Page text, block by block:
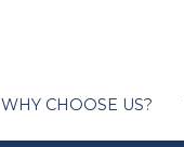
WHY CHOOSE US?